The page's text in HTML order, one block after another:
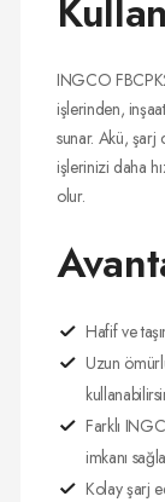
INGCO
işlerinden,
sunar. Akü, şarj
işlerinizi daha
olur.
Hafif ve
Uzun
Farklı
imkanı
Kolay şarj